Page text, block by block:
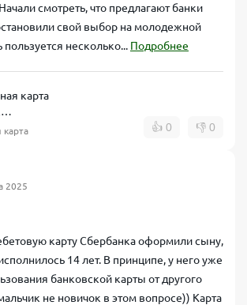
смотреть, что предлагают банки
свой выбор на молодежной
несколько... Подробнее
карта
карта 👍 0 👎 0
2025
карту Сбербанка оформили сыну,
14 лет. В принципе, у него уже
банковской карты от другого
не новичок в этом вопросе)) Карта